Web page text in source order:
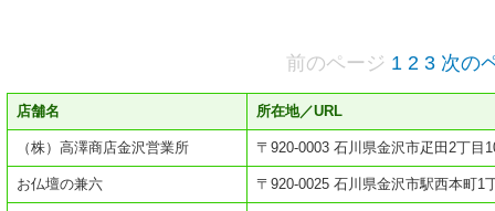
前のページ 1 2 3 次の
店舗名 所在地／URL
（株）高澤商店金沢営業所 〒920-0003 石川県金沢市疋田2丁目
お仏壇の兼六 〒920-0025 石川県金沢市駅西本町1